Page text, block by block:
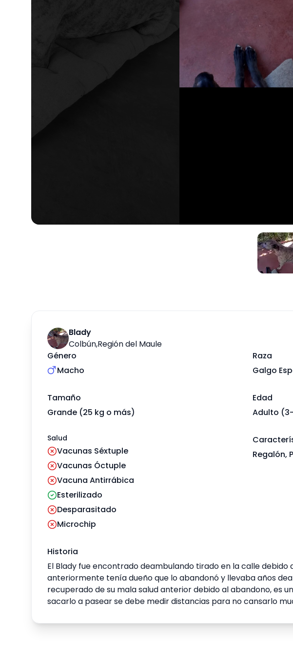
Blady
Colbún,Región del Maule
Género
Macho
Raza
Galgo
Tamaño
Grande (25 kg o más)
Edad
Adulto
Salud
Vacunas Séxtuple
Vacunas Óctuple
Vacuna Antirrábica
Esterilizado
Desparasitado
Microchip
Regalón,
Historia
El Blady fue encontrado deambulando tirado en la calle
anteriormente tenía dueño que lo abandonó y llevaba años
recuperado de su mala salud anterior debido al abandono, es
sacarlo a pasear se debe medir distancias para no cansarlo